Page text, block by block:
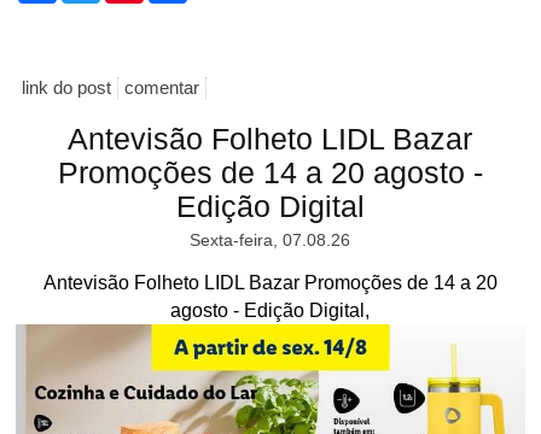
link do post comentar
Antevisão Folheto LIDL Bazar
Promoções de 14 a 20 agosto -
Edição Digital
Sexta-feira, 07.08.26
Antevisão Folheto LIDL Bazar Promoções de 14 a 20
agosto - Edição Digital,